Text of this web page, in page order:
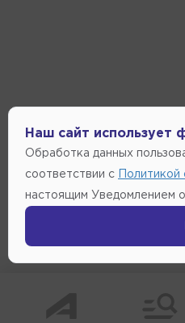
Наш сайт использует
Обработка данных
соответствии с
настоящим Уведомлением